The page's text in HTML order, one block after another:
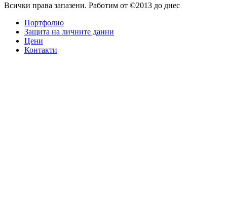
Всички права запазени. Работим от ©2013 до днес
Портфолио
Защита на личните данни
Цени
Контакти